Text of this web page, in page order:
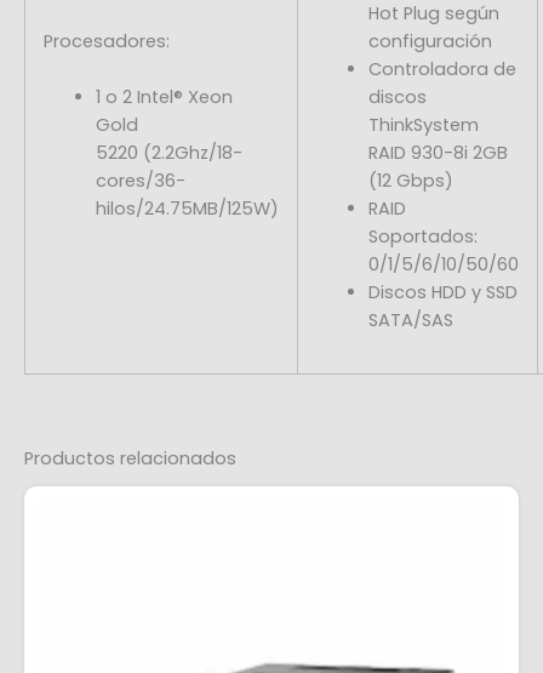
Procesadores:​
1 o 2 Intel® Xeon ​
Gold
5220 (2.2Ghz/18-
cores/36-
hilos/24.75MB/125W)
Hot Plug según
configuración
​Controladora de
discos
ThinkSystem
RAID 930-8i 2GB
(12 Gbps)
RAID
Soportados:
0/1/5/6/10/50/60
Discos HDD y SSD
SATA/SAS
Productos relacionados